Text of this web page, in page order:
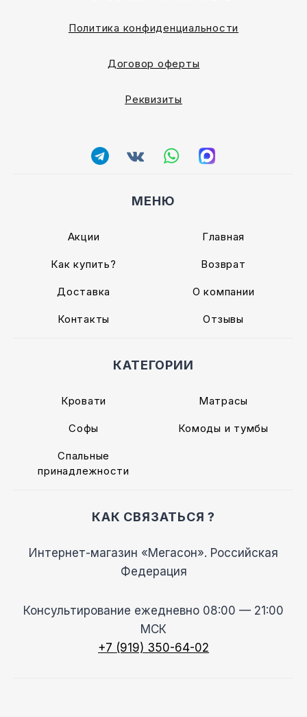
Политика конфиденциальности
Договор оферты
Реквизиты
МЕНЮ
Акции Главная
Как купить? Возврат
Доставка О компании
Контакты Отзывы
КАТЕГОРИИ
Кровати Матрасы
Софы Комоды и тумбы
Спальные
принадлежности
КАК СВЯЗАТЬСЯ ?
Интернет-магазин «Мегасон». Российская
Федерация
Консультирование ежедневно 08:00 — 21:00
МСК
+7 (919) 350-64-02